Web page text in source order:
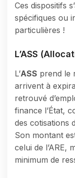
Ces dispositifs
spécifiques ou
particulières !
L’ASS
L’ASS prend le
arrivent à
retrouvé
finance l’État,
des cotisations
Son montant
celui de l’ARE,
minimum de